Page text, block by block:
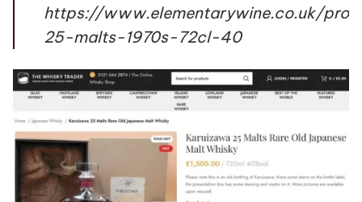
https://www.elementarywine.co.uk/
25-malts-1970s-72cl-40